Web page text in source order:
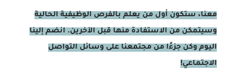
معنا، ستكون أول من يعلم بالفرص الوظيفية الحالية
وسيتمكن من الاستفادة منها قبل الآخرين. انضم إلينا
اليوم وكن جزءًا من مجتمعنا على وسائل التواصل
الاجتماعي!